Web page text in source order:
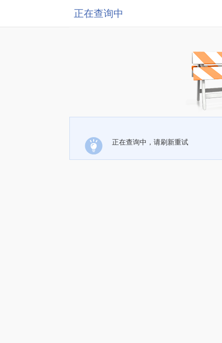
正在查询中
正在查询中，请刷新重试